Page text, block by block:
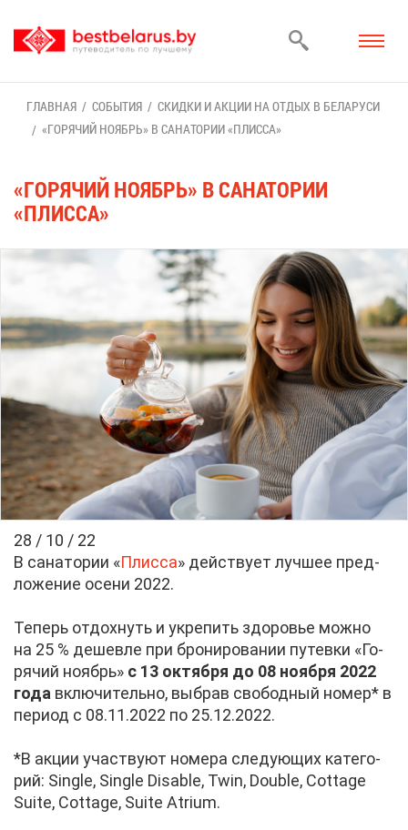
ГЛАВ­НАЯ СО­БЫ­ТИЯ
СКИД­КИ И АК­ЦИИ НА ОТ­ДЫХ В БЕ­ЛА­РУ­СИ
«ГО­РЯ­ЧИЙ НО­ЯБРЬ» В СА­НА­ТО­РИИ «ПЛИС­СА»
«ГО­РЯ­ЧИЙ НО­ЯБРЬ» В СА­НА­ТО­РИИ
«ПЛИС­СА»
28 / 10 / 22
В са­на­то­рии «Плис­са» дей­ству­ет луч­шее пред­
ло­же­ние осе­ни 2022.
Те­перь от­дох­нуть и укре­пить здо­ро­вье мож­но
на 25 % де­шев­ле при бро­ни­ро­ва­нии пу­тев­ки «Го­
ря­чий но­ябрь» с 13 ок­тяб­ря до 08 но­яб­ря 2022
го­да вклю­чи­тель­но, вы­брав сво­бод­ный но­мер* в
пе­ри­од с 08.11.2022 по 25.12.2022.
*В ак­ции участ­ву­ют но­ме­ра сле­ду­ю­щих ка­те­го­
рий: Single, Single Disable, Twin, Double, Cottage
Suite, Cottage, Suite Atrium.